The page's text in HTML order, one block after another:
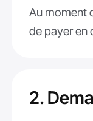
Au moment
de payer en
2.